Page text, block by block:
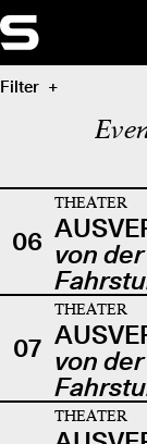
Filter
06
THEATER
von
07
THEATER
von
THEATER